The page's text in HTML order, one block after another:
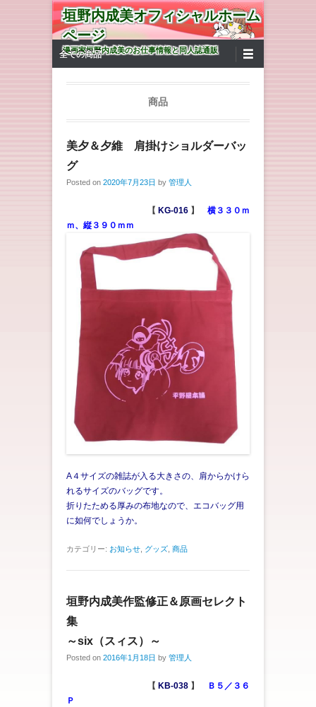
垣野内成美オフィシャルホーム
ページ
漫画家垣野内成美のお仕事情報と同人誌通販
第1メニュー
コンテンツへ移動
全ての商品
商品
美夕＆夕維 肩掛けショルダーバッ
グ
Posted on 2020年7月23日 by 管理人
【 KG-016 】 横３３０ｍ
ｍ、縦３９０ｍｍ
A４サイズの雑誌が入る大きさの、肩からかけら
れるサイズのバッグです。
折りたためる厚みの布地なので、エコバッグ用
に如何でしょうか。
カテゴリー: お知らせ グッズ 商品
垣野内成美作監修正＆原画セレクト
集
～six（スィス）～
Posted on 2016年1月18日 by 管理人
【 KB-038 】
Ｂ５／３６
Ｐ